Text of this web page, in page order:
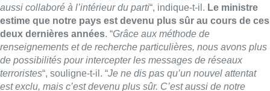
aussi collaboré à l’intérieur du parti“, indique-t-il. Le ministre
estime que notre pays est devenu plus sûr au cours de ces
deux dernières années. “Grâce aux méthode de
renseignements et de recherche particulières, nous avons plus
de possibilités pour intercepter les messages de réseaux
terroristes“, souligne-t-il. “Je ne dis pas qu’un nouvel attentat
est exclu, mais c’est devenu plus sûr. C’est aussi de notre